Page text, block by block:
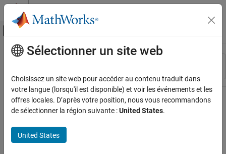
Passer au contenu
Activer/désactiver l'affichage du menu
Ressource
Contenu principal
Sélectionner un site web
Choisissez un site web pour accéder au contenu traduit dans
votre langue (lorsqu'il est disponible) et voir les événements et les
offres locales. D’après votre position, nous vous recommandons
de sélectionner la région suivante :United States.
United States